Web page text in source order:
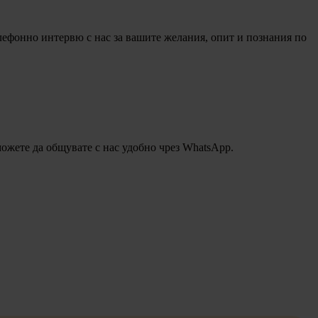
интервю с нас за вашите желания, опит и познания по
да общувате с нас удобно чрез WhatsApp.